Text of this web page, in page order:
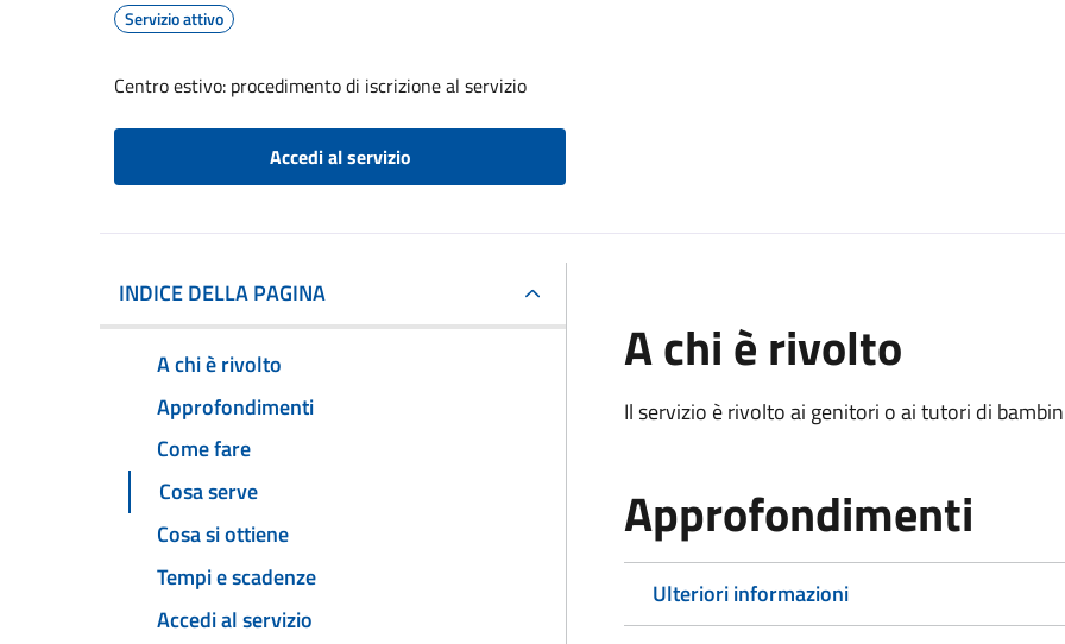
Servizio attivo
Centro estivo: procedimento di iscrizione al servizio
Accedi al servizio
INDICE DELLA PAGINA
A chi è rivolto
Approfondimenti
Come fare
Cosa serve
Cosa si ottiene
Tempi e scadenze
Accedi al servizio
A chi è rivolto
Il servizio è rivolto ai genitori o ai tutori di
Approfondimenti
Ulteriori informazioni